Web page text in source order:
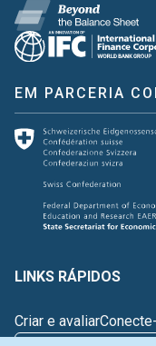
EM PARCERIA
LINKS RÁPIDOS
Criar e avaliar